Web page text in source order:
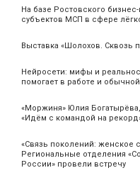
На базе Ростовского
субъектов МСП в сфере
Выставка «Шолохов. Сквозь
Нейросети: мифы и
помогает в работе и
«Моржиня» Юлия
«Идём с командой на
«Связь поколений: женское
Региональные отделения
России» провели встречу